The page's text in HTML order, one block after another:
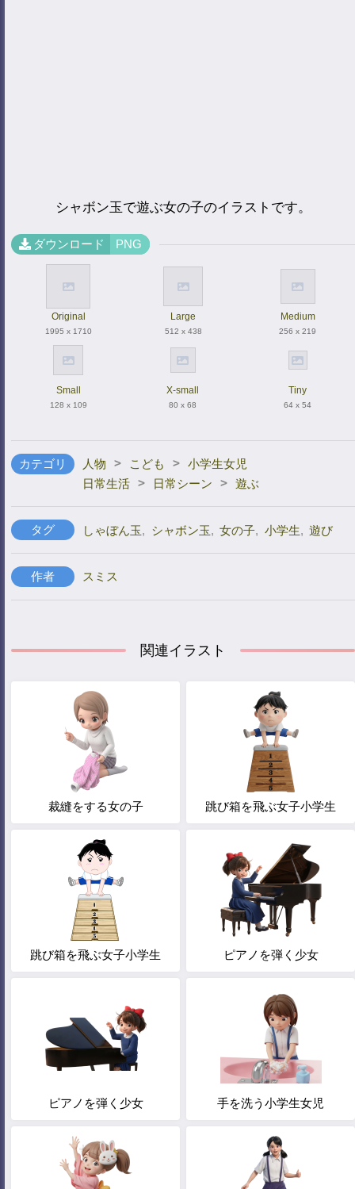
シャボン玉で遊ぶ女の子のイラストです。
ダウンロード PNG
Original
1995 x 1710
Large
512 x 438
Medium
256 x 219
Small
128 x 109
X-small
80 x 68
Tiny
64 x 54
カテゴリ 人物 > こども > 小学生女児
日常生活 > 日常シーン > 遊ぶ
タグ しゃぼん玉, シャボン玉, 女の子, 小学生, 遊び
作者 スミス
関連イラスト
裁縫をする女の子 跳び箱を飛ぶ女子小学生
跳び箱を飛ぶ女子小学生 ピアノを弾く少女
ピアノを弾く少女 手を洗う小学生女児